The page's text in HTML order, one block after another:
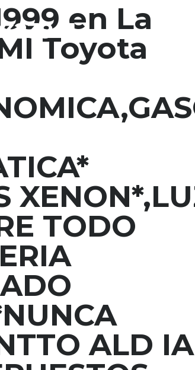
en La
Toyota
TODO
ALD IA